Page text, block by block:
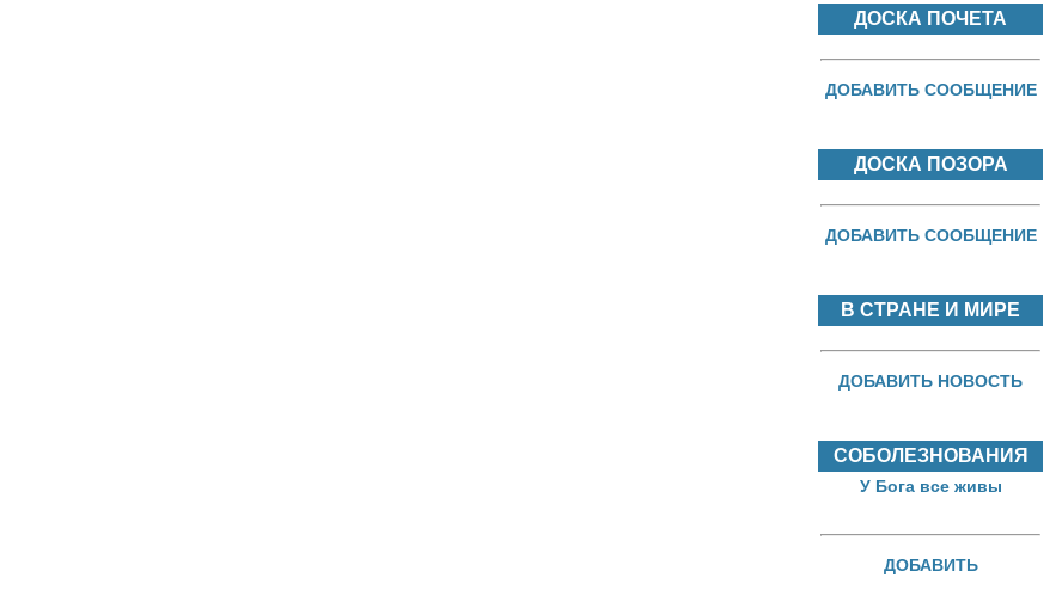
ДОСКА ПОЧЕТА
ДОБАВИТЬ СООБЩЕНИЕ
ДОСКА ПОЗОРА
ДОБАВИТЬ СООБЩЕНИЕ
В СТРАНЕ И МИРЕ
ДОБАВИТЬ НОВОСТЬ
СОБОЛЕЗНОВАНИЯ
У Бога все живы
ДОБАВИТЬ